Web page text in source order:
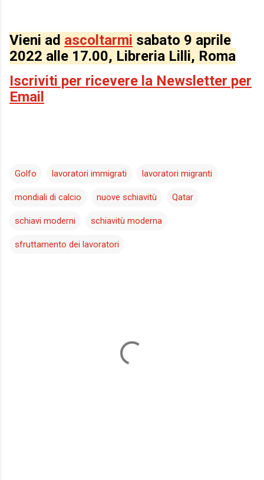
Vieni ad ascoltarmi sabato 9 aprile
2022 alle 17.00, Libreria Lilli, Roma
Iscriviti per ricevere la Newsletter per
Email
Golfo lavoratori immigrati lavoratori migranti
mondiali di calcio nuove schiavitù Qatar
schiavi moderni schiavitù moderna
sfruttamento dei lavoratori